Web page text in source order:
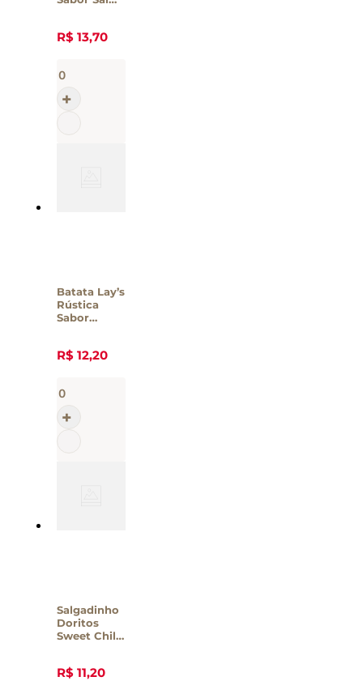
R$ 13,70
Batata Lay’s
Rústica
Sabor
68g
R$ 12,20
Salgadinho
Doritos
Sweet Chili
R$ 11,20